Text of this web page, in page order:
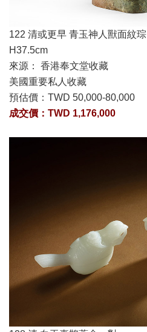
122 清或更早 青玉神人獸面紋琮
H37.5cm
來源： 香港奉文堂收藏
美國重要私人收藏
預估價： TWD 50,000-80,000
成交價：TWD 1,176,000